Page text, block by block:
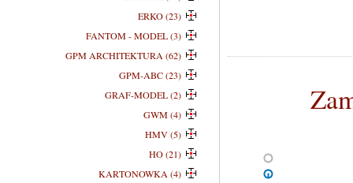
ERKO (23)
FANTOM - MODEL (3)
GPM ARCHITEKTURA (62)
GPM-ABC (23)
GRAF-MODEL (2)
GWM (4)
HMV (5)
HO (21)
KARTONOWKA (4)